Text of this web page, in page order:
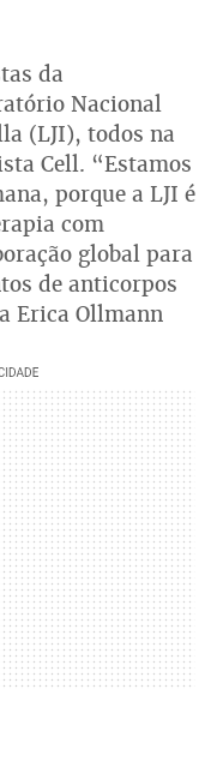
da
Nacional
(LJI), todos na
Cell. “Estamos
porque a LJI é
com
global para
de anticorpos
Erica Ollmann